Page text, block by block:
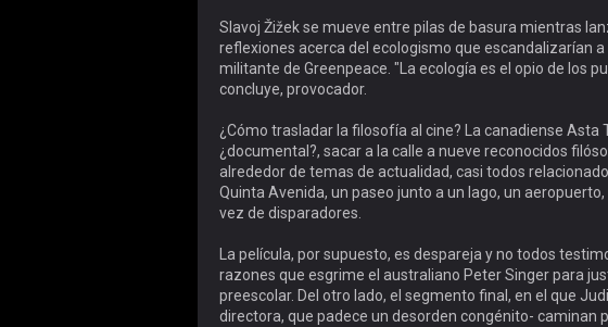
Slavoj Žižek se mueve entre pilas de basura mientras
reflexiones acerca del ecologismo que escandalizarían a
militante de Greenpeace. "La ecología es el opio de los
concluye, provocador.
¿Cómo trasladar la filosofía al cine? La canadiense Asta
¿documental?, sacar a la calle a nueve reconocidos
alrededor de temas de actualidad, casi todos
Quinta Avenida, un paseo junto a un lago, un
vez de disparadores.
La película, por supuesto, es despareja y no todos
razones que esgrime el australiano Peter Singer para
preescolar. Del otro lado, el segmento final, en el que
directora, que padece un desorden congénito- caminan